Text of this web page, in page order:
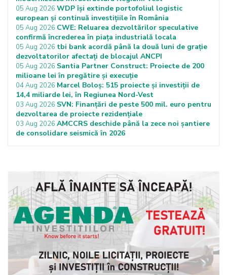
05 Aug 2026 WDP își extinde portofoliul logistic
european și continuă investițiile în România
05 Aug 2026 CWE: Reluarea dezvoltărilor speculative
confirmă încrederea în piața industrială locala
05 Aug 2026 tbi bank acordă până la două luni de grație
dezvoltatorilor afectați de blocajul ANCPI
05 Aug 2026 Santia Partner Construct: Proiecte de 200
milioane lei în pregătire și execuție
04 Aug 2026 Marcel Boloș: 515 proiecte și investiții de
14,4 miliarde lei, în Regiunea Nord-Vest
03 Aug 2026 SVN: Finanțări de peste 500 mil. euro pentru
dezvoltarea de proiecte rezidențiale
03 Aug 2026 AMCCRS deschide până la zece noi șantiere
de consolidare seismică în 2026